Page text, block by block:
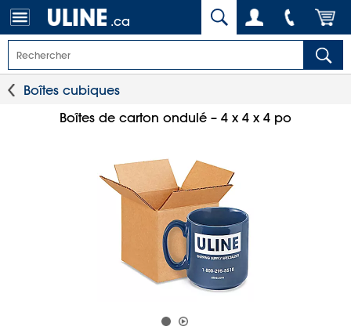
.ca
Boîtes cubiques
Boîtes de carton ondulé – 4 x 4 x 4 po